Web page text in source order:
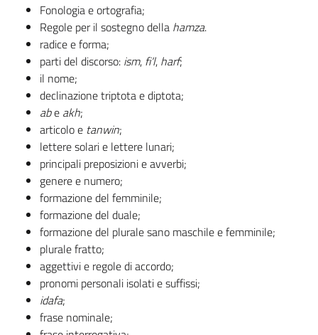
Fonologia e ortografia;
Regole per il sostegno della hamza.
radice e forma;
parti del discorso: ism, fi‘l, harf;
il nome;
declinazione triptota e diptota;
abe akh;
articolo e tanwin;
lettere solari e lettere lunari;
principali preposizioni e avverbi;
genere e numero;
formazione del femminile;
formazione del duale;
formazione del plurale sano maschile e femminile;
plurale fratto;
aggettivi e regole di accordo;
pronomi personali isolati e suffissi;
idafa;
frase nominale;